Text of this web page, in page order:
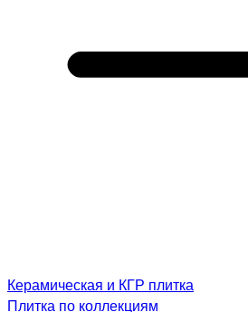
Керамическая и КГР плитка
Плитка по коллекциям